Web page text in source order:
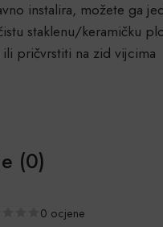
instalira, možete ga
staklenu/keramičku
pričvrstiti na zid vijcima
(0)
0 ocjene